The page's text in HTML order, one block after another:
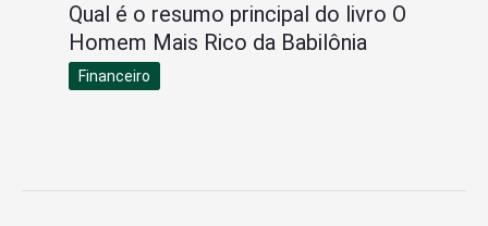
Qual é o resumo principal do livro O
Homem Mais Rico da Babilônia
Financeiro